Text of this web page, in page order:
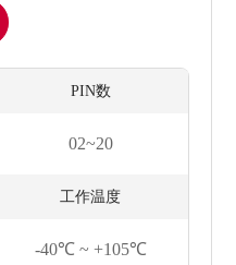
PIN数
02~20
工作温度
-40℃ ~ +105℃